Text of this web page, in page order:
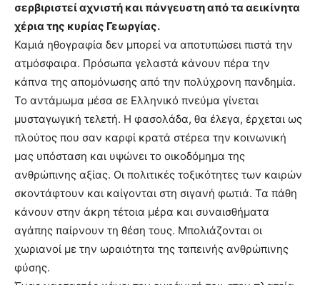
σερβιριστεί αχνιστή και πάνγευστη από τα αεικίνητα
χέρια της κυρίας Γεωργίας.
Καμιά ηθογραφία δεν μπορεί να αποτυπώσει πιστά την
ατμόσφαιρα. Πρόσωπα γελαστά κάνουν πέρα την
κάπνα της απομόνωσης από την πολύχρονη πανδημία.
Το αντάμωμα μέσα σε Ελληνικό πνεύμα γίνεται
μυσταγωγική τελετή. Η φασολάδα, θα έλεγα, έρχεται ως
πλούτος που σαν καρφί κρατά στέρεα την κοινωνική
μας υπόσταση και υψώνει το οικοδόμημα της
ανθρώπινης αξίας. Οι πολιτικές τοξικότητες των καιρών
σκοντάφτουν και καίγονται στη σιγανή φωτιά. Τα πάθη
κάνουν στην άκρη τέτοια μέρα και συναισθήματα
αγάπης παίρνουν τη θέση τους. Μπολιάζονται οι
χωριανοί με την ωραιότητα της ταπεινής ανθρώπινης
φύσης.